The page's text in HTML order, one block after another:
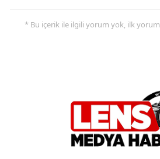
* Bu içerik ile ilgili yorum yok, ilk